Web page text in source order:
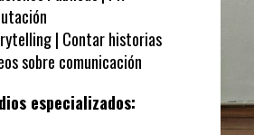
| Contar historias
sobre comunicación
especializados: